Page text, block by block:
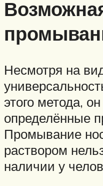
Несмотря на
этого метода,
определённые
Промывание
раствором
наличии у